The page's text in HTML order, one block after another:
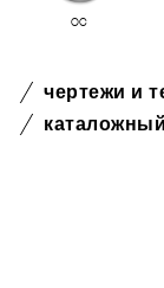
OC
чертежи и